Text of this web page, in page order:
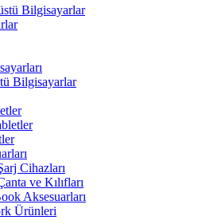
Bilgisayarlar
Bilgisayarlar
Cihazları
ve Kılıfları
Aksesuarları
Ürünleri